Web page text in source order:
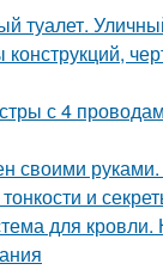
туалет.
с 4
своими
и
для кровли.